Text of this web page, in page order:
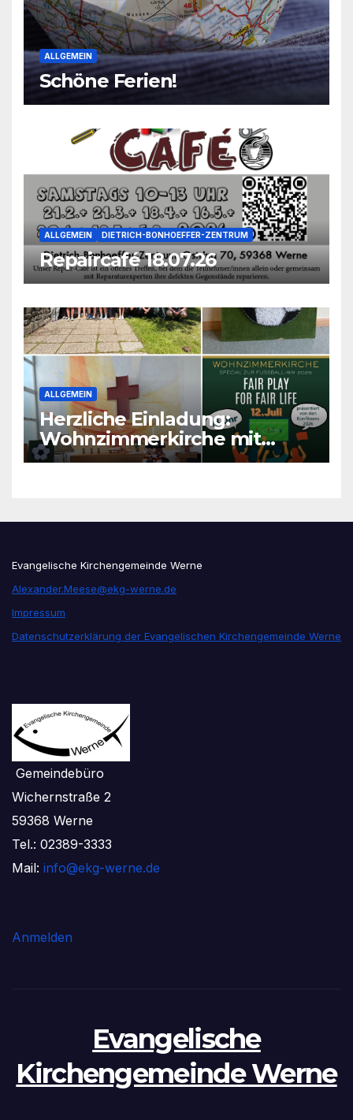
ALLGEMEIN
Schöne Ferien!
ALLGEMEIN DIETRICH-BONHOEFFER-ZENTRUM
Repaircafé 18.07.26
ALLGEMEIN
Herzliche Einladung:
Wohnzimmerkirche mit
unseren Konfis
Evangelische Kirchengemeinde Werne
Alexander.Meese@ekg-werne.de
Impressum
Datenschutzerklärung der Evangelischen Kirchengemeinde Werne
Gemeindebüro
Wichernstraße 2
59368 Werne
Tel.: 02389-3333
Mail: info@ekg-werne.de
Anmelden
Evangelische
Kirchengemeinde Werne